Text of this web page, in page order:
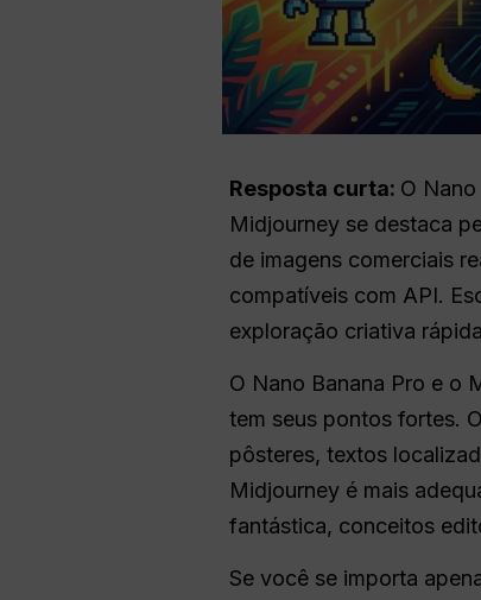
Resposta curta: O
Midjourney se destaca
de imagens comerciais
compatíveis com API.
exploração criativa
O Nano Banana Pro e o
tem seus pontos fortes.
pôsteres, textos
Midjourney é mais
fantástica, conceitos
Se você se importa